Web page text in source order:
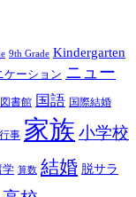
9th Grade Kindergarten
ケーション ニュー
図書館 国語 国際結婚
事 家族 小学校
学 算数 結婚 脱サラ